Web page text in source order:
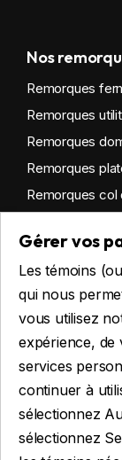
Gérer vos
Les témoins
qui nous
vous utilisez
expérience, de
services
continuer à
sélectionnez
sélectionnez
Nos
Remorques
Remorques
Remorques
Remorques
Remorques col
Remorques sur
Location
Obtenir du
Financement
Financement